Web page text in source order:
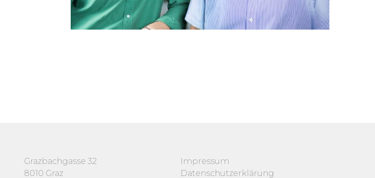
Grazbachgasse 32
8010 Graz
Impressum
Datenschutzerklärung